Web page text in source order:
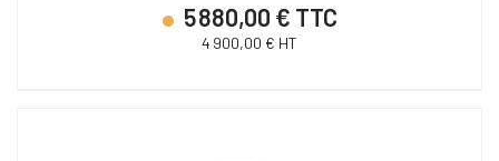
5 880,00 € TTC
4 900,00 € HT